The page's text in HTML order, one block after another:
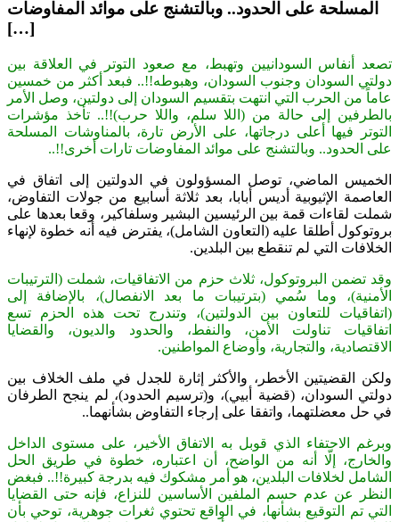
المسلحة على الحدود.. وبالتشنج على موائد المفاوضات
[…]
تصعد أنفاس السودانيين وتهبط، مع صعود التوتر في العلاقة بين
دولتي السودان وجنوب السودان، وهبوطه!!.. فبعد أكثر من خمسين
عاماً من الحرب التي انتهت بتقسيم السودان إلى دولتين، وصل الأمر
بالطرفين إلى حالة من (اللا سلم، واللا حرب)!!.. تأخذ مؤشرات
التوتر فيها أعلى درجاتها، على الأرض تارة، بالمناوشات المسلحة
على الحدود.. وبالتشنج على موائد المفاوضات تارات أخرى!!..
الخميس الماضي، توصل المسؤولون في الدولتين إلى اتفاق في
العاصمة الإثيوبية أديس أبابا، بعد ثلاثة أسابيع من جولات التفاوض،
شملت لقاءات قمة بين الرئيسين البشير وسلفاكير، وقعا بعدها على
بروتوكول أطلقا عليه (التعاون الشامل)، يفترض فيه أنه خطوة لإنهاء
الخلافات التي لم تنقطع بين البلدين.
وقد تضمن البروتوكول، ثلاث حزم من الاتفاقيات، شملت (الترتيبات
الأمنية)، وما سُمي (بترتيبات ما بعد الانفصال)، بالإضافة إلى
(اتفاقيات للتعاون بين الدولتين)، وتندرج تحت هذه الحزم تسع
اتفاقيات تناولت الأمن، والنفط، والحدود والديون، والقضايا
الاقتصادية، والتجارية، وأوضاع المواطنين.
ولكن القضيتين الأخطر، والأكثر إثارة للجدل في ملف الخلاف بين
دولتي السودان، (قضية أبيي)، و(ترسيم الحدود)، لم ينجح الطرفان
في حل معضلتهما، واتفقا على إرجاء التفاوض بشأنهما..
وبرغم الاحتفاء الذي قوبل به الاتفاق الأخير، على مستوى الداخل
والخارج، إلّا أنه من الواضح، أن اعتباره، خطوة في طريق الحل
الشامل لخلافات البلدين، هو أمر مشكوك فيه بدرجة كبيرة!!.. فبغض
النظر عن عدم حسم الملفين الأساسين للنزاع، فإنه حتى القضايا
التي تم التوقيع بشأنها، في الواقع تحتوي ثغرات جوهرية، توحي بأن